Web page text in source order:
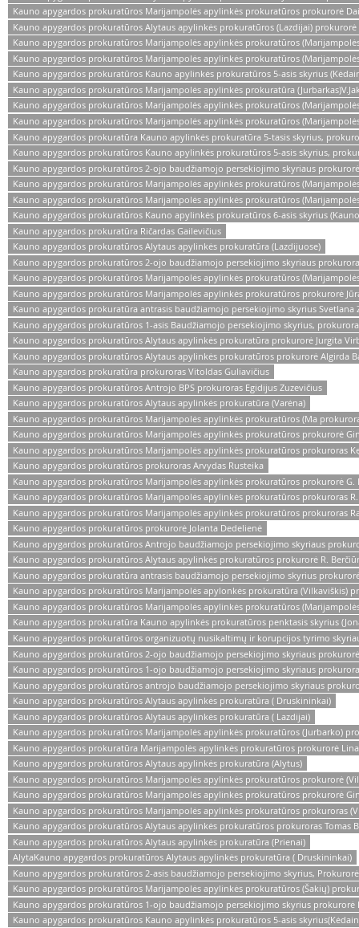
Kauno apygardos prokuratūros Marijampolės apylinkės prokuratūros prokurorė
Kauno apygardos prokuratūros Alytaus apylinkės prokuratūros (Lazdijai) prokurorė
Kauno apygardos prokuratūros Marijampolės apylinkės prokuratūros
Kauno apygardos prokuratūros Marijampolės apylinkės prokuratūros
Kauno apygardos prokuratūros Kauno apylinkės prokuratūros 5-asis skyrius
Kauno apygardos prokuratūros Marijampolės apylinkės prokuratūra
Kauno apygardos prokuratūros Marijampolės apylinkės prokuratūros
Kauno apygardos prokuratūros Marijampolės apylinkės prokuratūros
Kauno apygardos prokuratūra Kauno apylinkės prokuratūra 5-tasis skyrius,
Kauno apygardos prokuratūros Kauno apylinkės prokuratūros 5-asis skyrius,
Kauno apygardos prokuratūros 2-ojo baudžiamojo persekiojimo skyriaus
Kauno apygardos prokuratūros Marijampolės apylinkės prokuratūros
Kauno apygardos prokuratūros Marijampolės apylinkės prokuratūros
Kauno apygardos prokuratūros Kauno apylinkės prokuratūros 6-asis skyrius
Kauno apygardos prokuratūra Ričardas Gailevičius
Kauno apygardos prokuratūros Alytaus apylinkės prokuratūra (Lazdijuose)
Kauno apygardos prokuratūros 2-ojo baudžiamojo persekiojimo skyriaus
Kauno apygardos prokuratūros Marijampolės apylinkės prokuratūros
Kauno apygardos prokuratūros Marijampolės apylinkės prokuratūros prokurorė
Kauno apygardos prokuratūra antrasis baudžiamojo persekiojimo skyrius Svetlana
Kauno apygardos prokuratūros 1-asis Baudžiamojo persekiojimo skyrius,
Kauno apygardos prokuratūros Alytaus apylinkės prokuratūra prokurorė Jurgita
Kauno apygardos prokuratūros Alytaus apylinkės prokuratūros prokurorė Algirda
Kauno apygardos prokuratūra prokuroras Vitoldas Guliavičius
Kauno apygardos prokuratūros Antrojo BPS prokuroras Egidijus Zuzevičius
Kauno apygardos prokuratūros Alytaus apylinkės prokuratūra (Varėna)
Kauno apygardos prokuratūros Marijampolės apylinkės prokuratūros (Ma
Kauno apygardos prokuratūros Marijampolės apylinkės prokuratūros prokurorė
Kauno apygardos prokuratūros Marijampolės apylinkės prokuratūros prokuroras
Kauno apygardos prokuratūros prokuroras Arvydas Rusteika
Kauno apygardos prokuratūros Marijampolės apylinkės prokuratūros prokurorė G.
Kauno apygardos prokuratūros Marijampolės apylinkės prokuratūros prokuroras
Kauno apygardos prokuratūros Marijampolės apylinkės prokuratūros prokuroras
Kauno apygardos prokuratūros prokurorė Jolanta Dedelienė
Kauno apygardos prokuratūros Antrojo baudžiamojo persekiojimo skyriaus
Kauno apygardos prokuratūros Alytaus apylinkės prokuratūros prokurorė R.
Kauno apygardos prokuratūra antrasis baudžiamojo persekiojimo skyrius
Kauno apygardos prokuratūros Marijampolės apylonkės prokuratūra (Vilkaviškis)
Kauno apygardos prokuratūros Marijampolės apylinkės prokuratūros
Kauno apygardos prokuratūra Kauno apylinkės prokuratūros penktasis skyrius
Kauno apygardos prokuratūros organizuotų nusikaltimų ir korupcijos tyrimo
Kauno apygardos prokuratūros 2-ojo baudžiamojo persekiojimo skyriaus
Kauno apygardos prokuratūros 1-ojo baudžiamojo persekiojimo skyriaus
Kauno apygardos prokuratūros antrojo baudžiamojo persekiojimo skyriaus
Kauno apygardos prokuratūros Alytaus apylinkės prokuratūra ( Druskininkai)
Kauno apygardos prokuratūros Alytaus apylinkės prokuratūra ( Lazdijai)
Kauno apygardos prokuratūros Marijampolės apylinkės prokuratūros (Jurbarko)
Kauno apygardos prokuratūra Marijampolės apylinkės prokuratūros prokurorė
Kauno apygardos prokuratūros Alytaus apylinkės prokuratūra (Alytus)
Kauno apygardos prokuratūros Marijampolės apylinkės prokuratūros prokurorė
Kauno apygardos prokuratūros Marijampolės apylinkės prokuratūros prokurorė
Kauno apygardos prokuratūros Marijampolės apylinkės prokuratūros prokuroras
Kauno apygardos prokuratūros Alytaus apylinkės prokuratūros prokuroras Tomas
Kauno apygardos prokuratūros Alytaus apylinkės prokuratūra (Prienai)
AlytaKauno apygardos prokuratūros Alytaus apylinkės prokuratūra ( Druskininkai)
Kauno apygardos prokuratūros 2-asis baudžiamojo persekiojimo skyrius,
Kauno apygardos prokuratūros Marijampolės apylinkės prokuratūros (Šakių)
Kauno apygardos prokuratūros 1-ojo baudžiamojo persekiojimo skyrius prokurorė
Kauno apygardos prokuratūros Kauno apylinkės prokuratūros 5-asis